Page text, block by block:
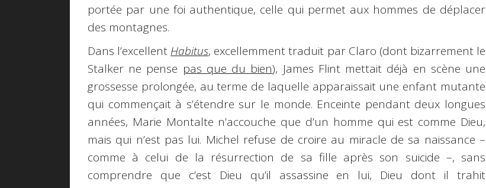
portée par une foi authentique, celle qui permet aux hommes de déplacer
des montagnes.
Dans l’excellent Habitus, excellemment traduit par Claro (dont bizarrement le
Stalker ne pense pas que du bien), James Flint mettait déjà en scène une
grossesse prolongée, au terme de laquelle apparaissait une enfant mutante
qui commençait à s’étendre sur le monde. Enceinte pendant deux longues
années, Marie Montalte n’accouche que d’un homme qui est comme Dieu,
mais qui n’est pas lui. Michel refuse de croire au miracle de sa naissance –
comme à celui de la résurrection de sa fille après son suicide –, sans
comprendre que c’est Dieu qu’il assassine en lui, Dieu dont il trahit